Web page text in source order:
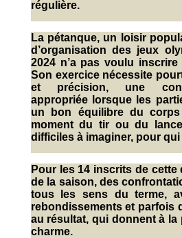
régulière.
La pétanque, un loisir
d’organisation des jeux
2024 n’a pas voulu
Son exercice nécessite
et précision, une
appropriée lorsque les
un bon équilibre du
moment du tir ou du
difficiles à imaginer, pour qui
Pour les 14 inscrits de cette
de la saison, des
tous les sens du terme,
rebondissements et parfois
au résultat, qui donnent à la
charme.